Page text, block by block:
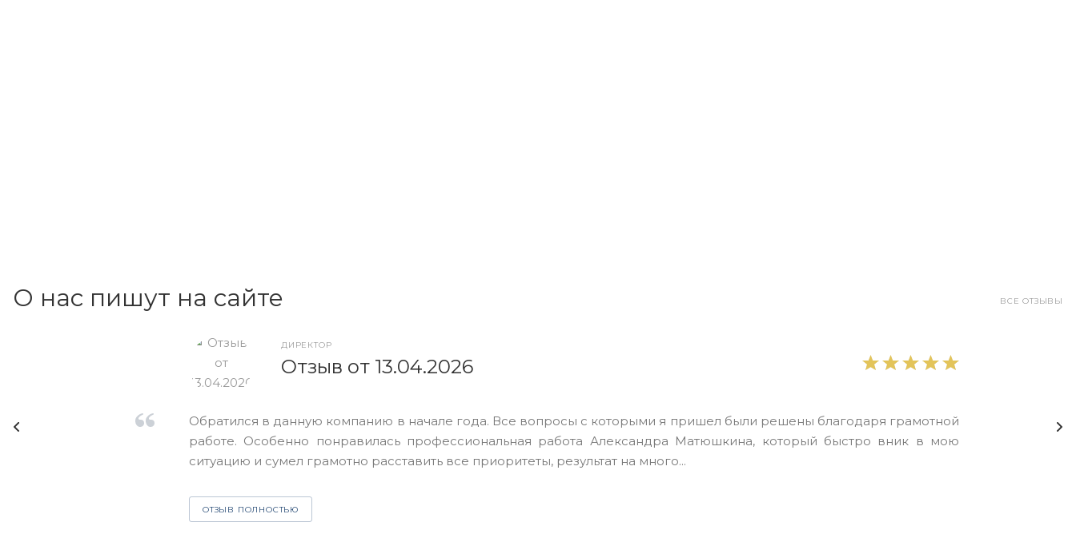
ВСЕ ОТЗЫВЫ
О нас пишут на сайте
ДИРЕКТОР
Отзыв от 13.04.2026
Обратился в данную компанию в начале года. Все вопросы с которыми я пришел были решены благодаря грамотной
работе. Особенно понравилась профессиональная работа Александра Матюшкина, который быстро вник в мою
ситуацию и сумел грамотно расставить все приоритеты, результат на много...
ОТЗЫВ ПОЛНОСТЬЮ